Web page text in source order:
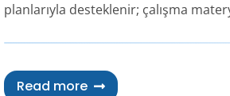
planlarıyla desteklenir; çalışma
Read more